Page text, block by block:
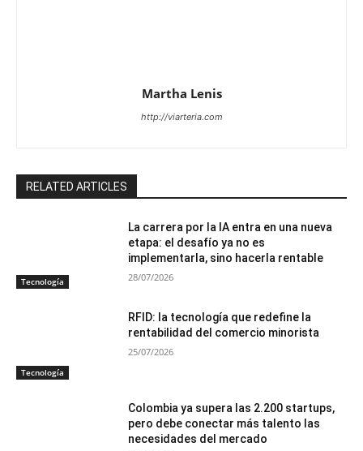
Martha Lenis
http://viarteria.com
RELATED ARTICLES
Tecnología
La carrera por la IA entra en una nueva
etapa: el desafío ya no es
implementarla, sino hacerla rentable
28/07/2026
Tecnología
RFID: la tecnología que redefine la
rentabilidad del comercio minorista
25/07/2026
Colombia ya supera las 2.200 startups,
pero debe conectar más talento las
necesidades del mercado